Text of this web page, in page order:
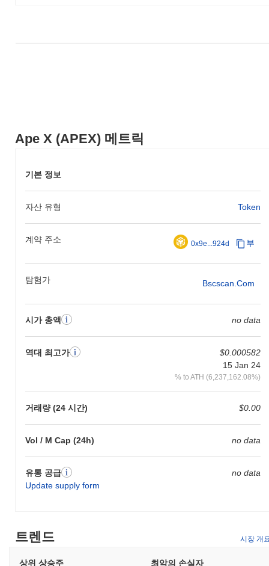
Ape X (APEX) 메트릭
기본 정보
자산 유형 Token
계약 주소 0x9e...924d 부
탐험가 Bscscan.com
시가 총액 no data
역대 최고가
$0.000582
15 Jan 24
% to ATH (6,237,162.08%)
거래량 (24 시간) $0.00
Vol / M Cap (24h) no data
유통 공급
Update supply form
no data
트렌드 시장 개
상위 상승주 최악의 손실자